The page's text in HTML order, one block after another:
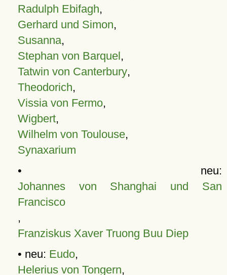
Radulph Ebifagh,
Gerhard und Simon,
Susanna,
Stephan von Barquel,
Tatwin von Canterbury,
Theodorich,
Vissia von Fermo,
Wigbert,
Wilhelm von Toulouse,
Synaxarium
• neu:
Johannes von Shanghai und San
Francisco
,
Franziskus Xaver Truong Buu Diep
• neu: Eudo,
Helerius von Tongern,